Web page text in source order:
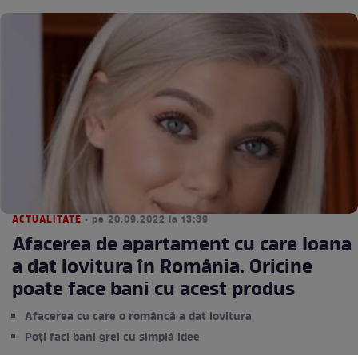
ACTUALITATE • pe 20.09.2022 la 13:39
Afacerea de apartament cu care Ioana
a dat lovitura în România. Oricine
poate face bani cu acest produs
Afacerea cu care o româncă a dat lovitura
Poți faci bani grei cu simplă idee